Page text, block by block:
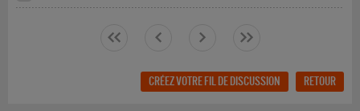
<< < > >>
CRÉEZ VOTRE FIL DE DISCUSSION RETOUR